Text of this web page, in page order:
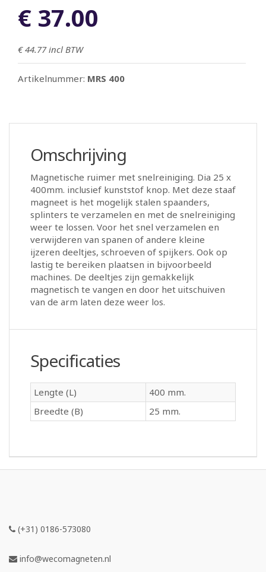
€ 37.00
€ 44.77incl BTW
Artikelnummer: MRS 400
Omschrijving
Magnetische ruimer met snelreiniging. Dia 25 x
400mm. inclusief kunststof knop. Met deze staaf
magneet is het mogelijk stalen spaanders,
splinters te verzamelen en met de snelreiniging
weer te lossen. Voor het snel verzamelen en
verwijderen van spanen of andere kleine
ijzeren deeltjes, schroeven of spijkers. Ook op
lastig te bereiken plaatsen in bijvoorbeeld
machines. De deeltjes zijn gemakkelijk
magnetisch te vangen en door het uitschuiven
van de arm laten deze weer los.
Specificaties
Lengte (L)
400 mm.
Breedte (B)
25 mm.
(+31) 0186-573080
info@wecomagneten.nl